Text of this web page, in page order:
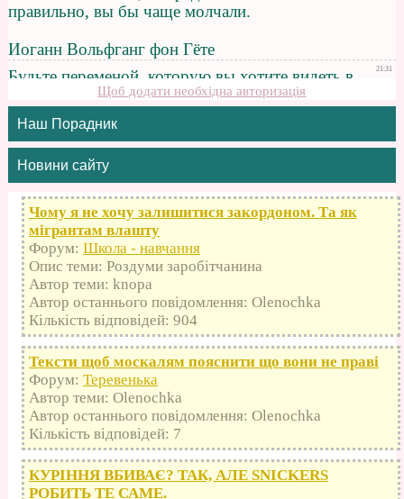
Щоб додати необхідна авторизація
Наш Порадник
Новини сайту
Чому я не хочу залишитися закордоном. Та як
мігрантам влашту
Форум: Школа - навчання
Опис теми: Роздуми заробітчанина
Автор теми: knopa
Автор останнього повідомлення: Olenochka
Кількість відповідей: 904
Тексти щоб москалям пояснити що вони не праві
Форум: Теревенька
Автор теми: Olenochka
Автор останнього повідомлення: Olenochka
Кількість відповідей: 7
КУРІННЯ ВБИВАЄ? ТАК, АЛЕ SNICKERS
РОБИТЬ ТЕ САМЕ.